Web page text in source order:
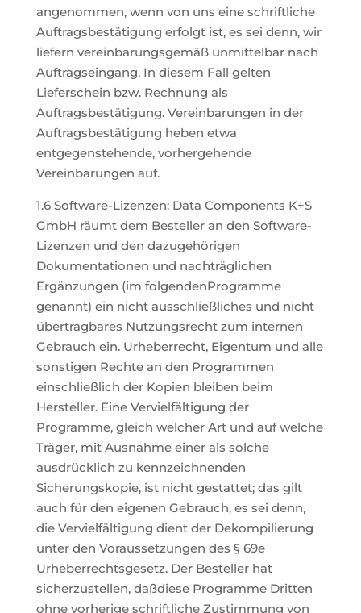
angenommen, wenn von uns eine schriftliche
Auftragsbestätigung erfolgt ist, es sei denn, wir
liefern vereinbarungsgemäß unmittelbar nach
Auftragseingang. In diesem Fall gelten
Lieferschein bzw. Rechnung als
Auftragsbestätigung. Vereinbarungen in der
Auftragsbestätigung heben etwa
entgegenstehende, vorhergehende
Vereinbarungen auf.
1.6 Software-Lizenzen: Data Components K+S
GmbH räumt dem Besteller an den Software-
Lizenzen und den dazugehörigen
Dokumentationen und nachträglichen
Ergänzungen (im folgendenProgramme
genannt) ein nicht ausschließliches und nicht
übertragbares Nutzungsrecht zum internen
Gebrauch ein. Urheberrecht, Eigentum und alle
sonstigen Rechte an den Programmen
einschließlich der Kopien bleiben beim
Hersteller. Eine Vervielfältigung der
Programme, gleich welcher Art und auf welche
Träger, mit Ausnahme einer als solche
ausdrücklich zu kennzeichnenden
Sicherungskopie, ist nicht gestattet; das gilt
auch für den eigenen Gebrauch, es sei denn,
die Vervielfältigung dient der Dekompilierung
unter den Voraussetzungen des § 69e
Urheberrechtsgesetz. Der Besteller hat
sicherzustellen, daßdiese Programme Dritten
ohne vorherige schriftliche Zustimmung von